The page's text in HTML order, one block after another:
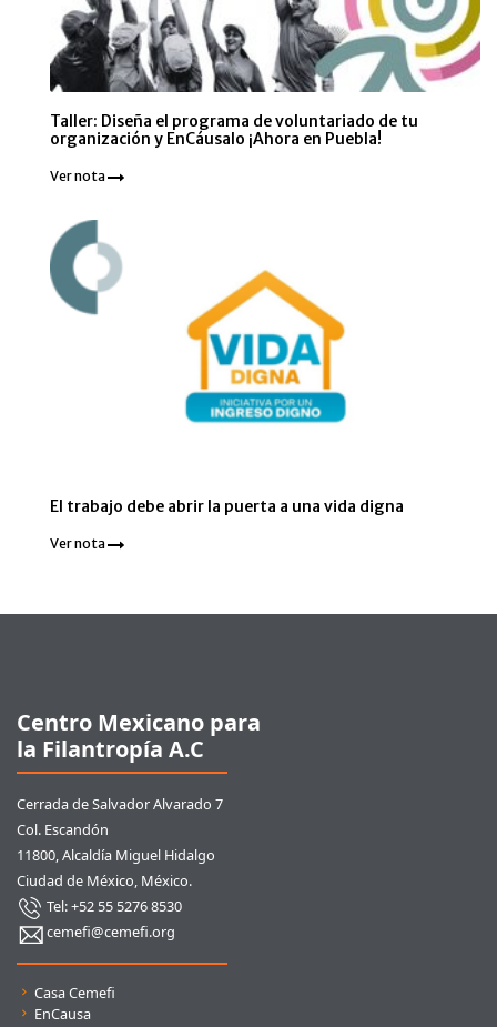
Taller: Diseña el programa de voluntariado de tu
organización y EnCáusalo ¡Ahora en Puebla!
Ver nota
El trabajo debe abrir la puerta a una vida digna
Ver nota
Centro Mexicano para
la Filantropía A.C
Cerrada de Salvador Alvarado 7
Col. Escandón
11800, Alcaldía Miguel Hidalgo
Ciudad de México, México.
Tel: +52 55 5276 8530
cemefi@cemefi.org
Enlaces rápidos
Casa Cemefi
EnCausa